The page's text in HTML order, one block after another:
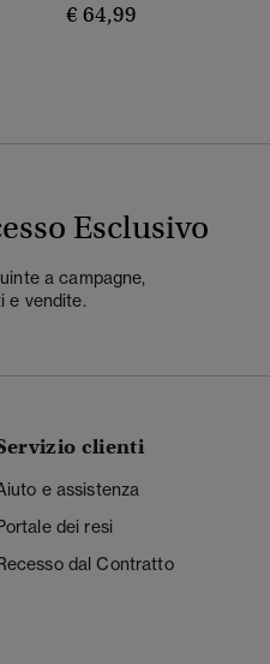
€ 64,99
Esclusivo
a campagne,
e vendite.
clienti
e assistenza
dei resi
dal Contratto